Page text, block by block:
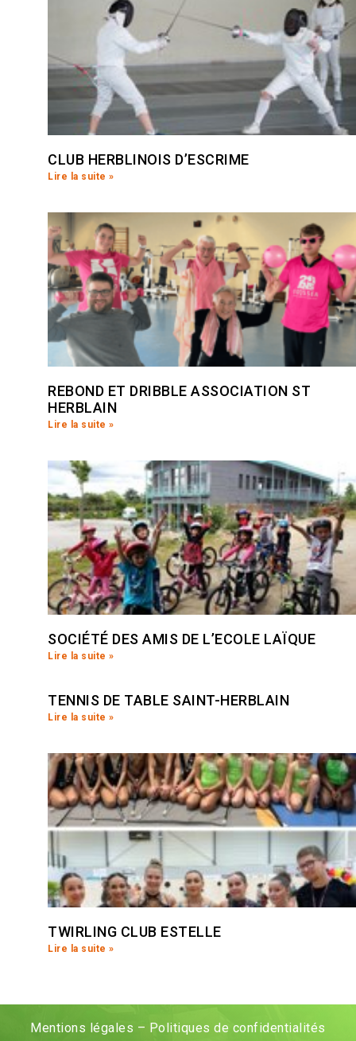
CLUB HERBLINOIS D’ESCRIME
Lire la suite »
REBOND ET DRIBBLE ASSOCIATION ST
HERBLAIN
Lire la suite »
SOCIÉTÉ DES AMIS DE L’ECOLE LAÏQUE
Lire la suite »
TENNIS DE TABLE SAINT-HERBLAIN
Lire la suite »
TWIRLING CLUB ESTELLE
Lire la suite »
Mentions légales – Politiques de confidentialités